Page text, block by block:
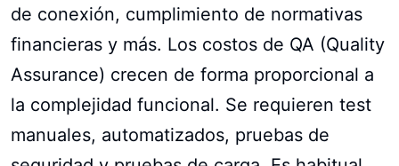
de conexión, cumplimiento de normativas
financieras y más. Los costos de QA (Quality
Assurance) crecen de forma proporcional a
la complejidad funcional. Se requieren test
manuales, automatizados, pruebas de